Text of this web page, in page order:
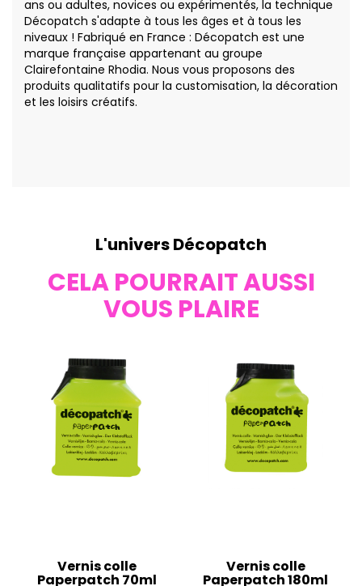
ans ou adultes, novices ou expérimentés, la technique
Décopatch s'adapte à tous les âges et à tous les
niveaux ! Fabriqué en France : Décopatch est une
marque française appartenant au groupe
Clairefontaine Rhodia. Nous vous proposons des
produits qualitatifs pour la customisation, la décoration
et les loisirs créatifs.
L'univers Décopatch
CELA POURRAIT AUSSI
VOUS PLAIRE
Vernis colle
Paperpatch 70ml
Vernis colle
Paperpatch 180ml